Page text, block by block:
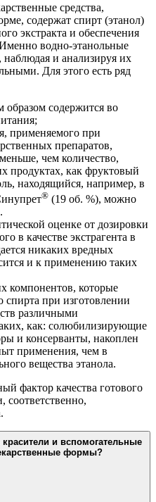
средства,
содержат спирт (этанол)
экстракта и обеспечения
водно-этанольные
и анализируя их
Для этого есть ряд
образом содержится во
применяемого при
препаратов,
чем количество,
продуктах, как фруктовый
находящийся, например, в
® (19 об. %), можно
оценке от дозировки
в качестве экстрагента в
никаких вредных
и к применению таких
компонентов, которые
спирта при изготовлении
различными
как: солюбилизирующие
и консерванты, накоплен
применения, чем в
вещества этанола.
фактор качества готового
соответственно,
и вспомогательные
формы?